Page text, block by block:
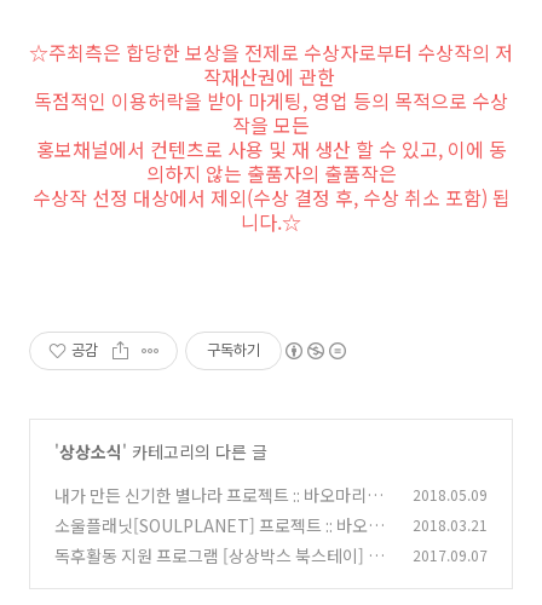
☆주최측은 합당한 보상을 전제로 수상자로부터 수상작의 저
작재산권에 관한
독점적인 이용허락을 받아 마게팅, 영업 등의 목적으로 수상
작을 모든
홍보채널에서 컨텐츠로 사용 및 재 생산 할 수 있고, 이에 동
의하지 않는 출품자의 출품작은
수상작 선정 대상에서 제외(수상 결정 후, 수상 취소 포함) 됩
니다.☆
공감 구독하기
'상상소식' 카테고리의 다른 글
내가 만든 신기한 별나라 프로젝트 :: 바오마리의
신기한 미술별나라
(0)
2018.05.09
소울플래닛[SOULPLANET] 프로젝트 :: 바오마
리의 신기한 미술별나라
(0)
2018.03.21
독후활동 지원 프로그램 [상상박스 북스테이] 행
2017.09.07